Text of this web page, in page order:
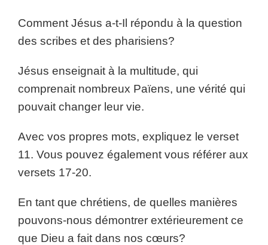
Comment Jésus a-t-Il répondu à la question
des scribes et des pharisiens?
Jésus enseignait à la multitude, qui
comprenait nombreux Païens, une vérité qui
pouvait changer leur vie.
Avec vos propres mots, expliquez le verset
11. Vous pouvez également vous référer aux
versets 17-20.
En tant que chrétiens, de quelles manières
pouvons-nous démontrer extérieurement ce
que Dieu a fait dans nos cœurs?